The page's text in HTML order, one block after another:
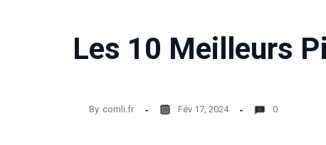
Les 10 Meilleurs
By comli.fr Fév 17, 2024 0
fonctionnalité
et la structure